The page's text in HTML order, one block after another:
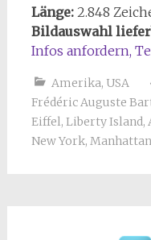
Länge: 2.848
Bildauswahl
Infos anfordern,
Amerika, USA
Frédéric Auguste
Eiffel, Liberty Island,
New York, Manhattan